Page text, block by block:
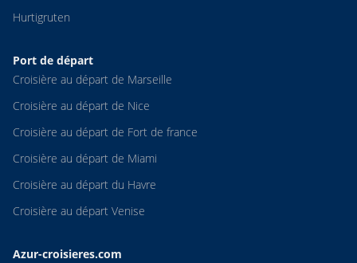
Hurtigruten
Port de départ
Croisière au départ de Marseille
Croisière au départ de Nice
Croisière au départ de Fort de france
Croisière au départ de Miami
Croisière au départ du Havre
Croisière au départ Venise
Azur-croisieres.com